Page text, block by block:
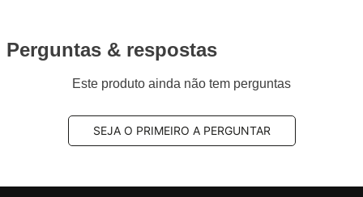
Perguntas & respostas
Este produto ainda não tem perguntas
SEJA O PRIMEIRO A PERGUNTAR